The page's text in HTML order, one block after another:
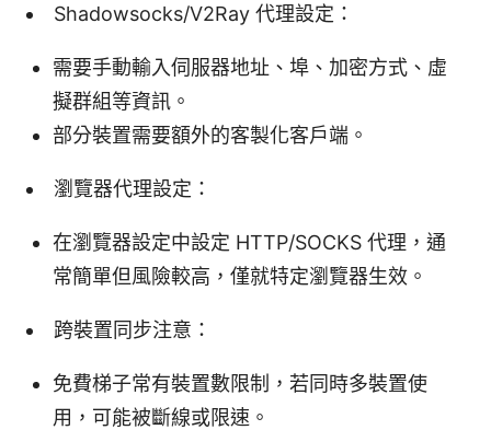
Shadowsocks/V2Ray 代理設定：
需要手動輸入伺服器地址、埠、加密方式、虛
擬群組等資訊。
部分裝置需要額外的客製化客戶端。
瀏覽器代理設定：
在瀏覽器設定中設定 HTTP/SOCKS 代理，通
常簡單但風險較高，僅就特定瀏覽器生效。
跨裝置同步注意：
免費梯子常有裝置數限制，若同時多裝置使
用，可能被斷線或限速。